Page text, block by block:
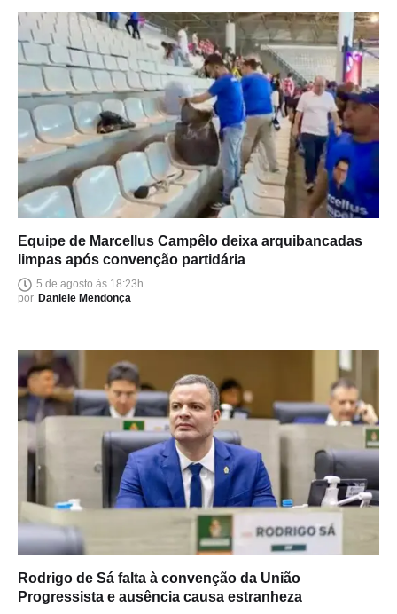
Equipe de Marcellus Campêlo deixa arquibancadas
limpas após convenção partidária
5 de agosto às 18:23h
por Daniele Mendonça
Rodrigo de Sá falta à convenção da União
Progressista e ausência causa estranheza